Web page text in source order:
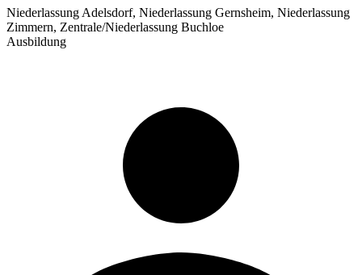
Niederlassung Adelsdorf, Niederlassung Gernsheim, Niederlassung
Zimmern, Zentrale/Niederlassung Buchloe
Ausbildung